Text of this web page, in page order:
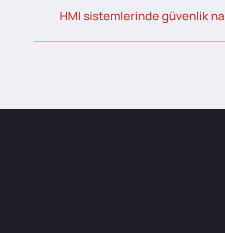
HMI sistemlerinde güvenlik